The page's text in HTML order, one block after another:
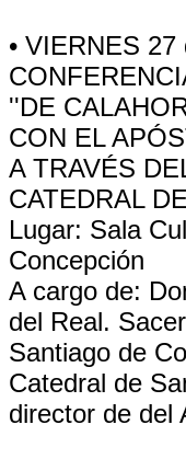
• VIERNES
''DE
CON EL
A TRAVÉS
CATEDRAL
Lugar: Sala
Concepción
A cargo de:
del Real.
Santiago de
Catedral de
director de del